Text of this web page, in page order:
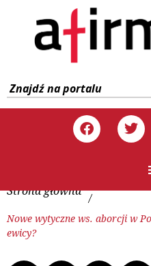
Strona główna /
Nowe wytyczne ws. aborcji w
ewicy?